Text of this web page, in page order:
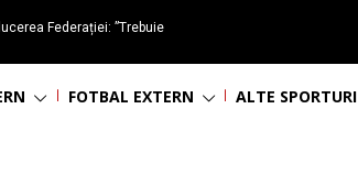
Federației: ”Trebuie
FOTBAL EXTERN ALTE SPORTURI